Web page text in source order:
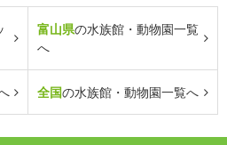
富山県の水族館・動物園一覧
へ
全国の水族館・動物園一覧へ